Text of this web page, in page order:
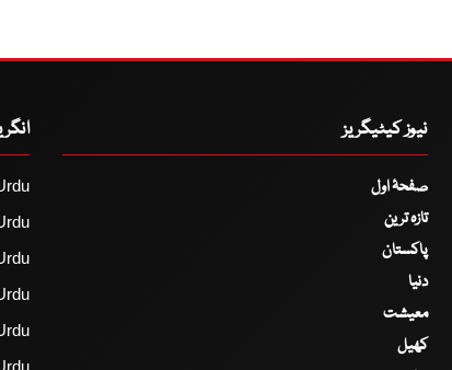
نیوز کیٹیگریز
صفحۂ اول
تازہ ترین
پاکستان
دنیا
معیشت
کھیل